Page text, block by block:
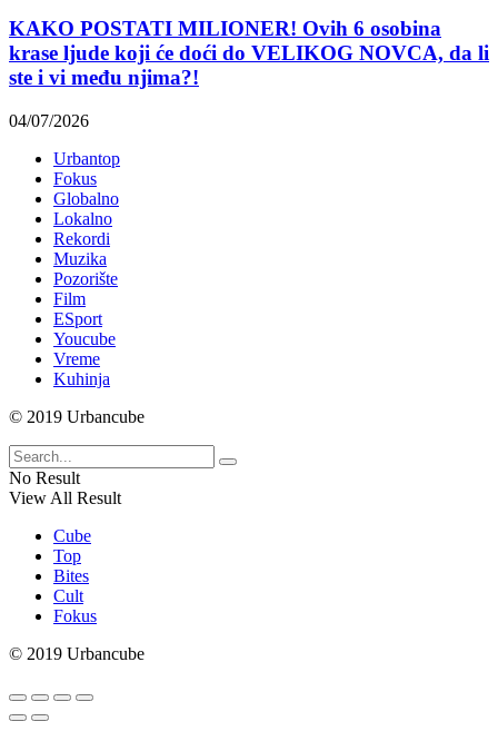
KAKO POSTATI MILIONER! Ovih 6 osobina
krase ljude koji će doći do VELIKOG NOVCA, da li
ste i vi među njima?!
04/07/2026
Urbantop
Fokus
Globalno
Lokalno
Rekordi
Muzika
Pozorište
Film
ESport
Youcube
Vreme
Kuhinja
© 2019 Urbancube
No Result
View All Result
Cube
Top
Bites
Cult
Fokus
© 2019 Urbancube